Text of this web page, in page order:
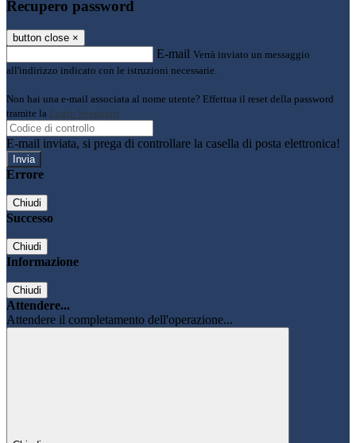
Recupero password
button close ×
E-mail Verrà inviato un messaggio
all'indirizzo indicato con le istruzioni necessarie.
Non hai una e-mail associata al nome utente? Effettua il reset della password
tramite la Login Spaggiari
E-mail inviata, si prega di controllare la casella di posta elettronica!
Errore
Chiudi
Successo
Chiudi
Informazione
Chiudi
Attendere...
Attendere il completamento dell'operazione...